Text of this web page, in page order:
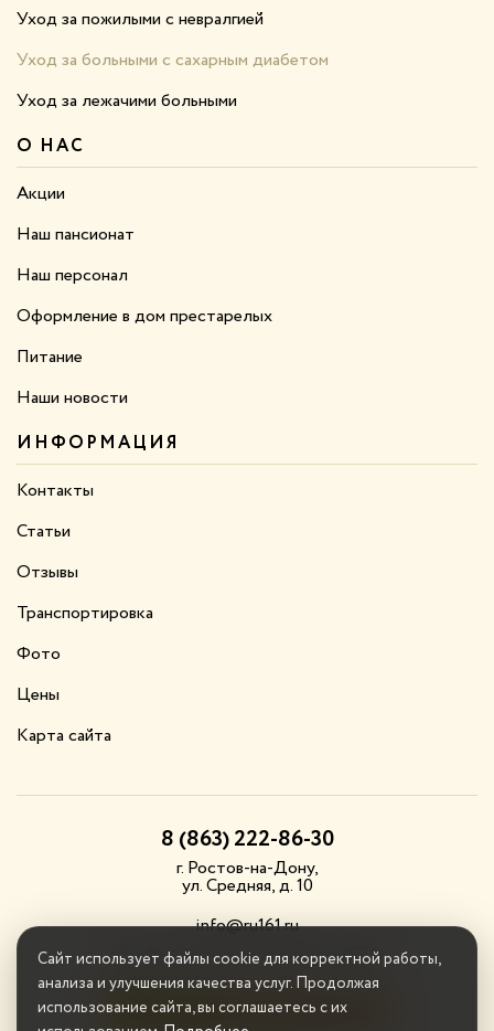
Уход за пожилыми с невралгией
Уход за больными с сахарным диабетом
Уход за лежачими больными
О НАС
Акции
Наш пансионат
Наш персонал
Оформление в дом престарелых
Питание
Наши новости
ИНФОРМАЦИЯ
Контакты
Статьи
Отзывы
Транспортировка
Фото
Цены
Карта сайта
8 (863) 222-86-30
г. Ростов-на-Дону,
ул. Средняя, д. 10
info@ru161.ru
© «Родительская Усадьба», 2026
Забронировать проживание
Сайт использует файлы cookie для корректной работы,
анализа и улучшения качества услуг. Продолжая
использование сайта, вы соглашаетесь с их